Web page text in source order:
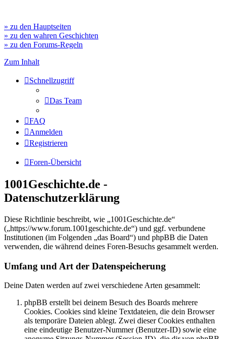
» zu den Hauptseiten
» zu den wahren Geschichten
» zu den Forums-Regeln
Zum Inhalt
Schnellzugriff
Das Team
FAQ
Anmelden
Registrieren
Foren-Übersicht
1001Geschichte.de -
Datenschutzerklärung
Diese Richtlinie beschreibt, wie „1001Geschichte.de“
(„https://www.forum.1001geschichte.de“) und ggf. verbundene
Institutionen (im Folgenden „das Board“) und phpBB die Daten
verwenden, die während deines Foren-Besuchs gesammelt werden.
Umfang und Art der Datenspeicherung
Deine Daten werden auf zwei verschiedene Arten gesammelt:
phpBB erstellt bei deinem Besuch des Boards mehrere
Cookies. Cookies sind kleine Textdateien, die dein Browser
als temporäre Dateien ablegt. Zwei dieser Cookies enthalten
eine eindeutige Benutzer-Nummer (Benutzer-ID) sowie eine